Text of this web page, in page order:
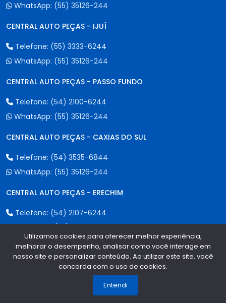
WhatsApp: (55) 35126-244
CENTRAL AUTO PEÇAS - IJUÍ
Telefone: (55) 3333-6244
WhatsApp: (55) 35126-244
CENTRAL AUTO PEÇAS - PASSO FUNDO
Telefone: (54) 2100-6244
WhatsApp: (55) 35126-244
CENTRAL AUTO PEÇAS - CAXIAS DO SUL
Telefone: (54) 3535-6844
WhatsApp: (55) 35126-244
CENTRAL AUTO PEÇAS - ERECHIM
Telefone: (54) 2107-6244
Formas de Pagamento
Utilizamos cookies para oferecer melhor experiência,
melhorar o desempenho, analisar como você interage em
nosso site e personalizar conteúdo. Ao utilizar este site, você
concorda com o uso de cookies.
Entendi